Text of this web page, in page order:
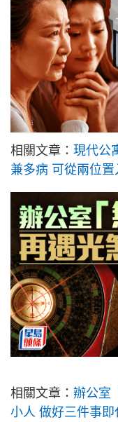
相關文章： 現代公
兼多病 可從兩位置
相關文章： 辦公室
小人 做好三件事即